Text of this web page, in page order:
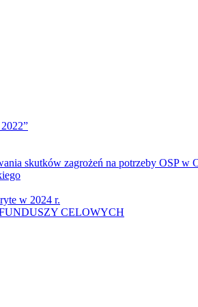
skutków zagrożeń na potrzeby OSP w
w 2024 r.
CELOWYCH